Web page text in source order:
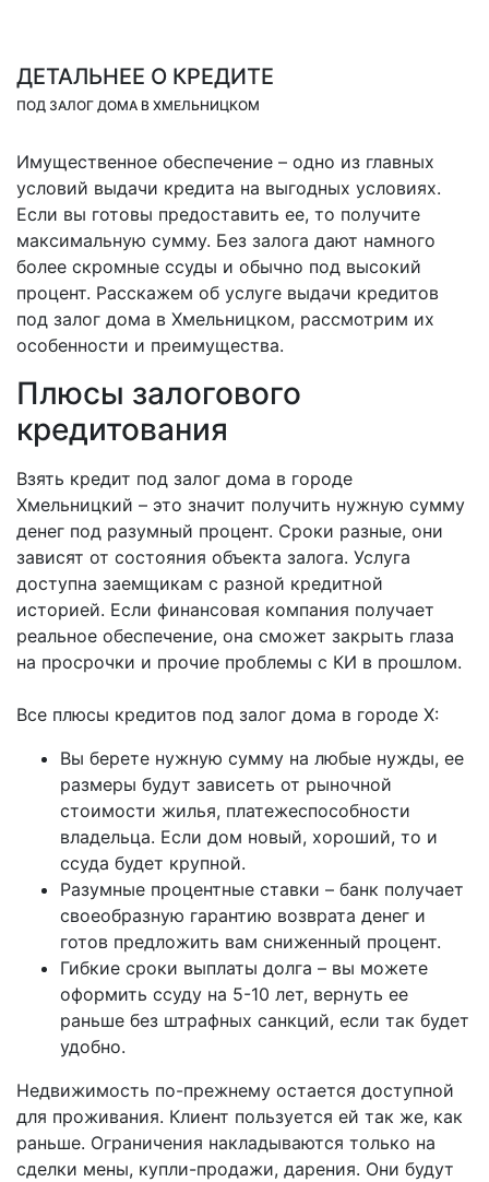
ДЕТАЛЬНЕЕ О КРЕДИТЕ
ПОД ЗАЛОГ ДОМА В ХМЕЛЬНИЦКОМ
Имущественное обеспечение – одно из главных
условий выдачи кредита на выгодных условиях.
Если вы готовы предоставить ее, то получите
максимальную сумму. Без залога дают намного
более скромные ссуды и обычно под высокий
процент. Расскажем об услуге выдачи кредитов
под залог дома в Хмельницком, рассмотрим их
особенности и преимущества.
Плюсы залогового
кредитования
Взять кредит под залог дома в городе
Хмельницкий – это значит получить нужную сумму
денег под разумный процент. Сроки разные, они
зависят от состояния объекта залога. Услуга
доступна заемщикам с разной кредитной
историей. Если финансовая компания получает
реальное обеспечение, она сможет закрыть глаза
на просрочки и прочие проблемы с КИ в прошлом.
Все плюсы кредитов под залог дома в городе Х:
Вы берете нужную сумму на любые нужды, ее
размеры будут зависеть от рыночной
стоимости жилья, платежеспособности
владельца. Если дом новый, хороший, то и
ссуда будет крупной.
Разумные процентные ставки – банк получает
своеобразную гарантию возврата денег и
готов предложить вам сниженный процент.
Гибкие сроки выплаты долга – вы можете
оформить ссуду на 5-10 лет, вернуть ее
раньше без штрафных санкций, если так будет
удобно.
Недвижимость по-прежнему остается доступной
для проживания. Клиент пользуется ей так же, как
раньше. Ограничения накладываются только на
сделки мены, купли-продажи, дарения. Они будут